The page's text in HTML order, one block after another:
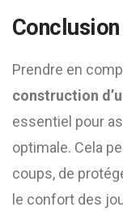
Conclusion
Prendre en
construction
essentiel pour
optimale. Cela
coups, de
le confort des